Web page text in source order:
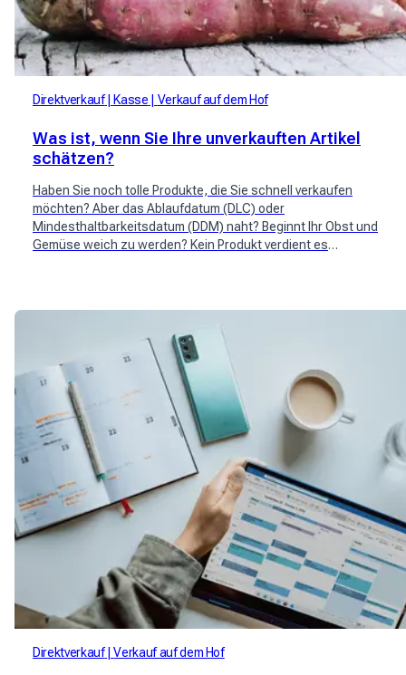
Direktverkauf Kasse Verkauf auf dem Hof
Was ist, wenn Sie Ihre unverkauften Artikel
schätzen?
Haben Sie noch tolle Produkte, die Sie schnell verkaufen
möchten? Aber das Ablaufdatum (DLC) oder
Mindesthaltbarkeitsdatum (DDM) naht? Beginnt Ihr Obst und
Gemüse weich zu werden? Kein Produkt verdient es
Direktverkauf Verkauf auf dem Hof